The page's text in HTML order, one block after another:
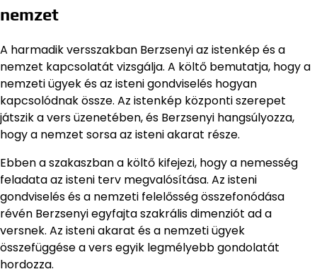
nemzet
A harmadik versszakban Berzsenyi az istenkép és a
nemzet kapcsolatát vizsgálja. A költő bemutatja, hogy a
nemzeti ügyek és az isteni gondviselés hogyan
kapcsolódnak össze. Az istenkép központi szerepet
játszik a vers üzenetében, és Berzsenyi hangsúlyozza,
hogy a nemzet sorsa az isteni akarat része.
Ebben a szakaszban a költő kifejezi, hogy a nemesség
feladata az isteni terv megvalósítása. Az isteni
gondviselés és a nemzeti felelősség összefonódása
révén Berzsenyi egyfajta szakrális dimenziót ad a
versnek. Az isteni akarat és a nemzeti ügyek
összefüggése a vers egyik legmélyebb gondolatát
hordozza.